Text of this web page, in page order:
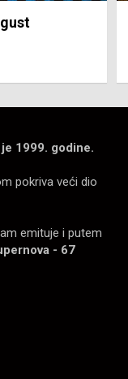
je 1999. godine.
pokriva veći dio
emituje i putem
- 67